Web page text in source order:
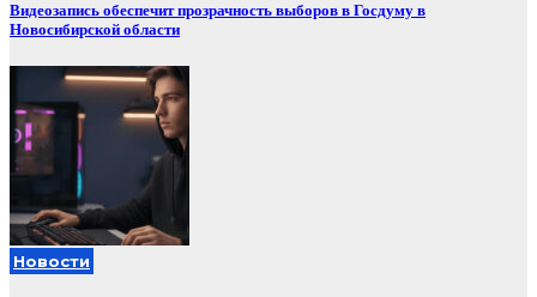
Видеозапись обеспечит прозрачность выборов в Госдуму в
Новосибирской области
Новости